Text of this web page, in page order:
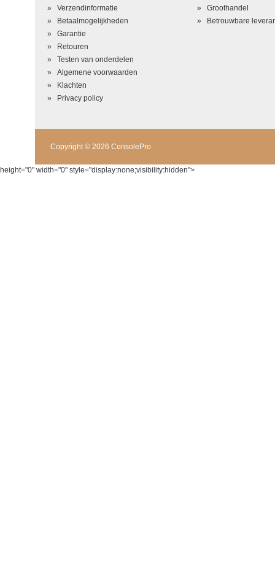
*
BeoordelingVerzendinformatie
Betaalmogelijkheden
Garantie
Retouren
Testen van onderdelen
Algemene voorwaarden
Klachten
Privacy policy
Groothandel
Betrouwbare
Copyright © 2026 ConsolePro
height="0" width="0" style="display:none;visibility:hidden">